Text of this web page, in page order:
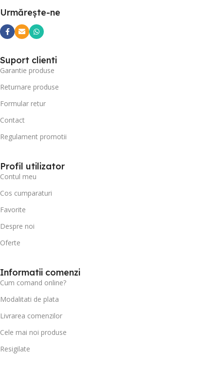
Urmărește-ne
Suport clienti
Garantie produse
Returnare produse
Formular retur
Contact
Regulament promotii
Profil utilizator
Contul meu
Cos cumparaturi
Favorite
Despre noi
Oferte
Informatii comenzi
Cum comand online?
Modalitati de plata
Livrarea comenzilor
Cele mai noi produse
Resigilate